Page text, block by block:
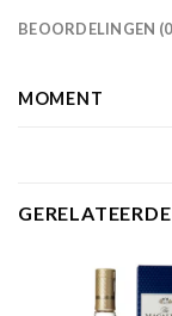
BEOORDELINGEN
MOMENT